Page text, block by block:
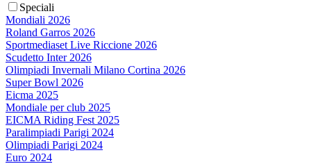
Speciali
Mondiali 2026
Roland Garros 2026
Sportmediaset Live Riccione 2026
Scudetto Inter 2026
Olimpiadi Invernali Milano Cortina 2026
Super Bowl 2026
Eicma 2025
Mondiale per club 2025
EICMA Riding Fest 2025
Paralimpiadi Parigi 2024
Olimpiadi Parigi 2024
Euro 2024